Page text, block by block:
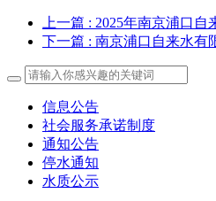
上一篇 : 2025年南京浦口
下一篇 : 南京浦口自来水有
信息公告
社会服务承诺制度
通知公告
停水通知
水质公示